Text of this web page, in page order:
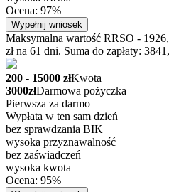
Ocena: 97%
Wypełnij wniosek
Maksymalna wartość RRSO -
zł na 61 dni. Suma do zapłaty:
200 - 15000 złKwota
3000złDarmowa pożyczka
Pierwsza za darmo
Wypłata w ten sam dzień
bez sprawdzania BIK
wysoka przyznawalność
bez zaświadczeń
wysoka kwota
Ocena: 95%